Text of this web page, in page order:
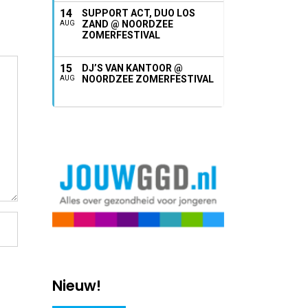
14
AUG
SUPPORT ACT, DUO LOS
ZAND @ NOORDZEE
ZOMERFESTIVAL
15
AUG
DJ’S VAN KANTOOR @
NOORDZEE ZOMERFESTIVAL
Nieuw!